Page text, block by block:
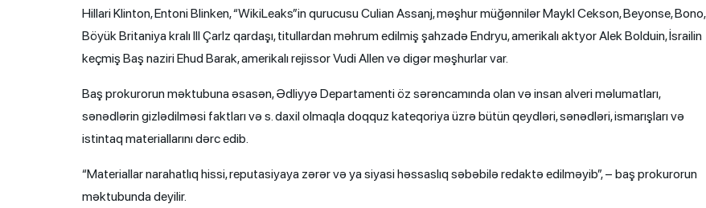
Hillari Klinton, Entoni Blinken, “WikiLeaks”in qurucusu Culian Assanj, məşhur müğənnilər Maykl Cekson, Beyonse, Bono,
Böyük Britaniya kralı III Çarlz qardaşı, titullardan məhrum edilmiş şahzadə Endryu, amerikalı aktyor Alek Bolduin, İsrailin
keçmiş Baş naziri Ehud Barak, amerikalı rejissor Vudi Allen və digər məşhurlar var.
Baş prokurorun məktubuna əsasən, Ədliyyə Departamenti öz sərəncamında olan və insan alveri məlumatları,
sənədlərin gizlədilməsi faktları və s. daxil olmaqla doqquz kateqoriya üzrə bütün qeydləri, sənədləri, ismarışları və
istintaq materiallarını dərc edib.
“Materiallar narahatlıq hissi, reputasiyaya zərər və ya siyasi həssaslıq səbəbilə redaktə edilməyib”, – baş prokurorun
məktubunda deyilir.